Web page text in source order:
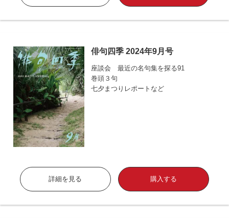
俳句四季 2024年9月号
座談会 最近の名句集を探る91
巻頭３句
七夕まつりレポートなど
詳細を見る 購入する